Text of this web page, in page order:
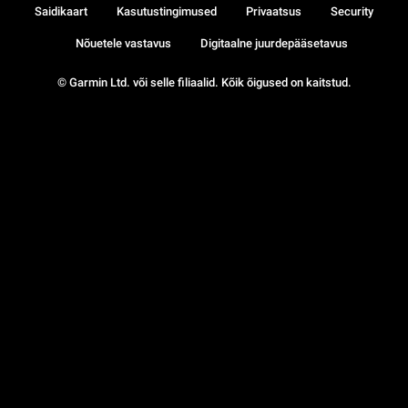
© Garmin Ltd. või selle filiaalid. Kõik õigused on kaitstud.
Saidikaart Kasutustingimused Privaatsus Security
Nõuetele vastavus Digitaalne juurdepääsetavus